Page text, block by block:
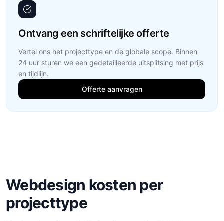
Ontvang een schriftelijke offerte
Vertel ons het projecttype en de globale scope. Binnen
24 uur sturen we een gedetailleerde uitsplitsing met prijs
en tijdlijn.
Offerte aanvragen
Webdesign kosten per
projecttype